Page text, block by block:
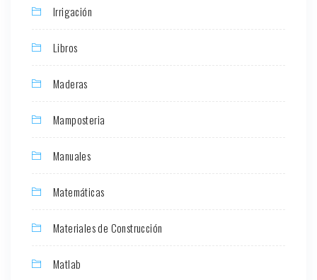
Irrigación
Libros
Maderas
Mamposteria
Manuales
Matemáticas
Materiales de Construcción
Matlab